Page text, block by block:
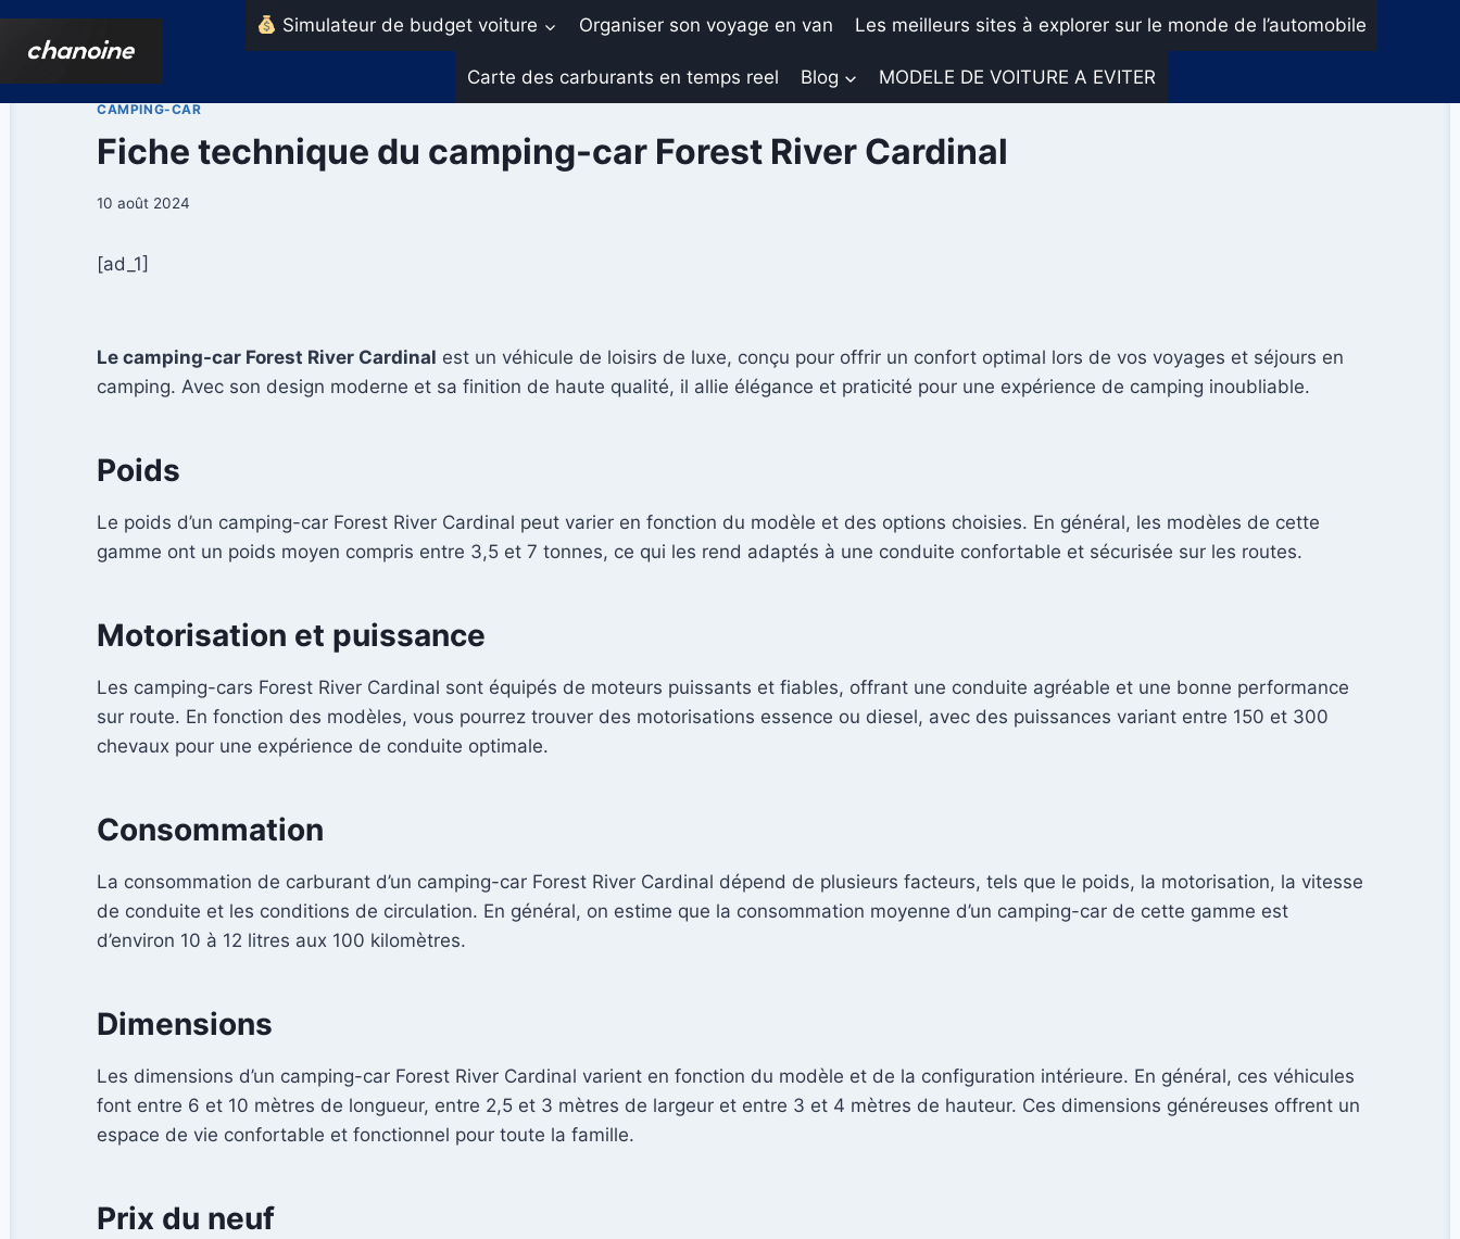
Aller
Simulateur de budget voiture Organiser son voyage en van Les meilleurs sites à explorer sur le monde de l’automobile
Carte des carburants en temps reel Blog MODELE DE VOITURE A EVITER
CAMPING-CAR
Fiche technique du camping-car Forest River Cardinal
10 août 2024
[ad_1]
Le camping-car Forest River Cardinal est un véhicule de loisirs de luxe, conçu pour offrir un confort optimal lors de vos voyages et séjours en
camping. Avec son design moderne et sa finition de haute qualité, il allie élégance et praticité pour une expérience de camping inoubliable.
Poids
Le poids d’un camping-car Forest River Cardinal peut varier en fonction du modèle et des options choisies. En général, les modèles de cette
gamme ont un poids moyen compris entre 3,5 et 7 tonnes, ce qui les rend adaptés à une conduite confortable et sécurisée sur les routes.
Motorisation et puissance
Les camping-cars Forest River Cardinal sont équipés de moteurs puissants et fiables, offrant une conduite agréable et une bonne performance
sur route. En fonction des modèles, vous pourrez trouver des motorisations essence ou diesel, avec des puissances variant entre 150 et 300
chevaux pour une expérience de conduite optimale.
Consommation
La consommation de carburant d’un camping-car Forest River Cardinal dépend de plusieurs facteurs, tels que le poids, la motorisation, la vitesse
de conduite et les conditions de circulation. En général, on estime que la consommation moyenne d’un camping-car de cette gamme est
d’environ 10 à 12 litres aux 100 kilomètres.
Dimensions
Les dimensions d’un camping-car Forest River Cardinal varient en fonction du modèle et de la configuration intérieure. En général, ces véhicules
font entre 6 et 10 mètres de longueur, entre 2,5 et 3 mètres de largeur et entre 3 et 4 mètres de hauteur. Ces dimensions généreuses offrent un
espace de vie confortable et fonctionnel pour toute la famille.
Prix du neuf